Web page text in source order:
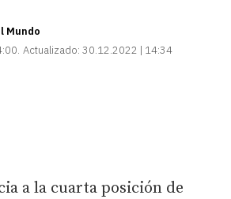
Mundo
Actualizado: 30.12.2022 | 14:34
a la cuarta posición de